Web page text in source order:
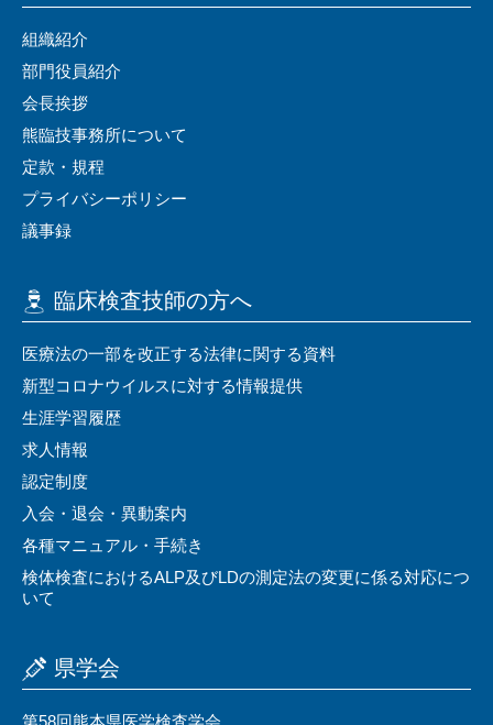
組織紹介
部門役員紹介
会⻑挨拶
熊臨技事務所について
定款・規程
プライバシーポリシー
議事録
臨床検査技師の⽅へ
医療法の⼀部を改正する法律に関する資料
新型コロナウイルスに対する情報提供
⽣涯学習履歴
求⼈情報
認定制度
⼊会・退会・異動案内
各種マニュアル・⼿続き
検体検査におけるALP及びLDの測定法の変更に係る対応につ
いて
県学会